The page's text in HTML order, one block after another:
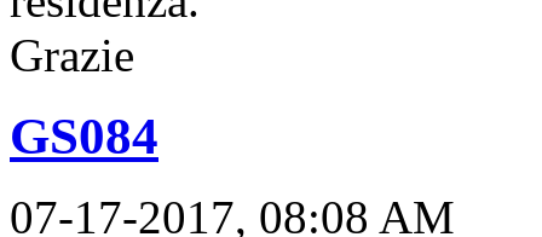
Grazie
GS084
07-17-2017, 08:08 AM